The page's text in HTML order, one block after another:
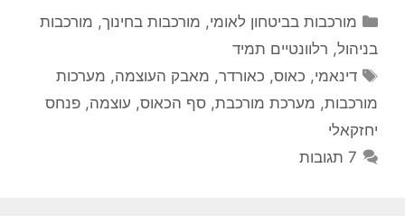
קטגוריות
מורכבות בביטחון לאומי, מורכבות בחינוך, מורכבות
בניהול, רלוונטיים תמיד
תגיות
דינאמי, כאוס, כאורדר, מאבק העוצמה, מערכות
מורכבות, מערכת מורכבת, סף הכאוס, עוצמה, פנחס
יחזקאלי
7 תגובות